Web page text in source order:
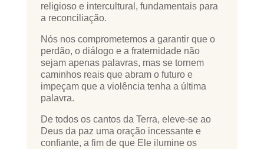
religioso e intercultural, fundamentais para
a reconciliação.
Nós nos comprometemos a garantir que o
perdão, o diálogo e a fraternidade não
sejam apenas palavras, mas se tornem
caminhos reais que abram o futuro e
impeçam que a violência tenha a última
palavra.
De todos os cantos da Terra, eleve-se ao
Deus da paz uma oração incessante e
confiante, a fim de que Ele ilumine os